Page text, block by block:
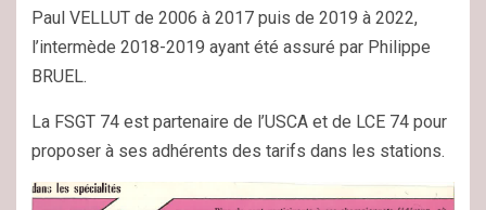
Paul VELLUT de 2006 à 2017 puis de 2019 à 2022,
l’intermède 2018-2019 ayant été assuré par Philippe
BRUEL.
La FSGT 74 est partenaire de l’USCA et de LCE 74 pour
proposer à ses adhérents des tarifs dans les stations.